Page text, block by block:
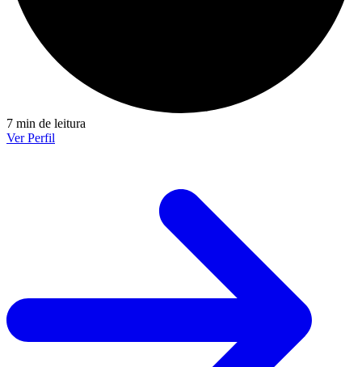
7 min de leitura
Ver Perfil